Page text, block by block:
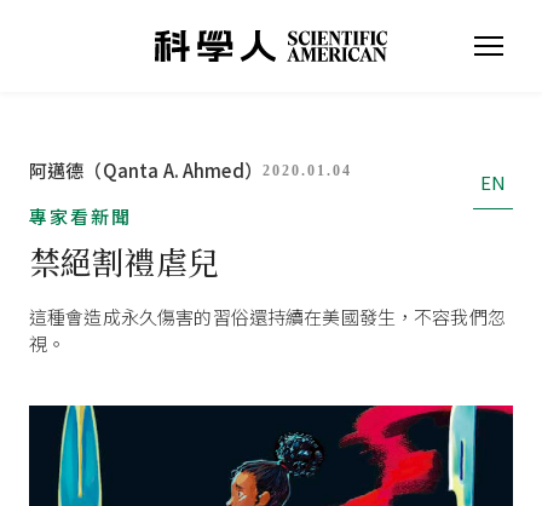
阿邁德（Qanta A. Ahmed） 2020.01.04
EN
專家看新聞
禁絕割禮虐兒
這種會造成永久傷害的習俗還持續在美國發生，不容我們忽
視。